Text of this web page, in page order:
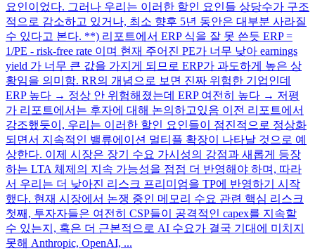
요인이었다. 그러나 우리는 이러한 할인 요인들 상당수가 구조
적으로 감소하고 있거나, 최소 향후 5년 동안은 대부분 사라질
수 있다고 본다. **) 리포트에서 ERP 식을 잘 못 쓴듯 ERP =
1/PE - risk-free rate 이며 현재 주어진 PE가 너무 낮아 earnings
yield 가 너무 큰 값을 가지게 되므로 ERP가 과도하게 높은 상
황임을 의미함. RR의 개념으로 보면 진짜 위험한 기업인데
ERP 높다 → 정상 안 위험해졌는데 ERP 여전히 높다 → 저평
가 리포트에서는 후자에 대해 논의하고있음 이전 리포트에서
강조했듯이, 우리는 이러한 할인 요인들이 점진적으로 정상화
되면서 지속적인 밸류에이션 멀티플 확장이 나타날 것으로 예
상한다. 이제 시장은 장기 수요 가시성의 강점과 새롭게 등장
하는 LTA 체제의 지속 가능성을 점점 더 반영해야 하며, 따라
서 우리는 더 낮아진 리스크 프리미엄을 TP에 반영하기 시작
했다. 현재 시장에서 논쟁 중인 메모리 수요 관련 핵심 리스크
첫째, 투자자들은 여전히 CSP들이 공격적인 capex를 지속할
수 있는지, 혹은 더 근본적으로 AI 수요가 결국 기대에 미치지
못해 Anthropic, OpenAI, ...